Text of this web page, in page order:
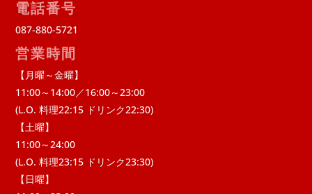
電話番号
087-880-5721
営業時間
【月曜～金曜】
11:00～14:00／16:00～23:00
(L.O. 料理22:15 ドリンク22:30)
【土曜】
11:00～24:00
(L.O. 料理23:15 ドリンク23:30)
【日曜】